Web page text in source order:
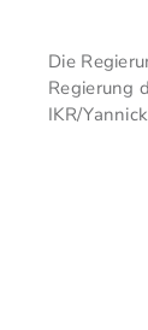
Die
Regierung
IKR/